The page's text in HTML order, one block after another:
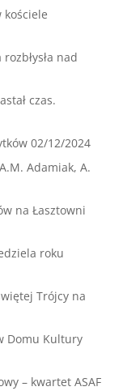
nad
czas.
02/12/2024
Adamiak, A.
na Łasztowni
roku
Trójcy na
Domu Kultury
– kwartet ASAF